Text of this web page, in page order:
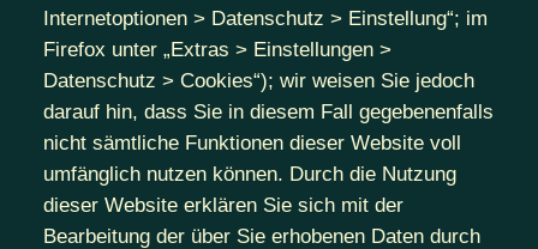
Internetoptionen > Datenschutz > Einstellung“; im
Firefox unter „Extras > Einstellungen >
Datenschutz > Cookies“); wir weisen Sie jedoch
darauf hin, dass Sie in diesem Fall gegebenenfalls
nicht sämtliche Funktionen dieser Website voll
umfänglich nutzen können. Durch die Nutzung
dieser Website erklären Sie sich mit der
Bearbeitung der über Sie erhobenen Daten durch